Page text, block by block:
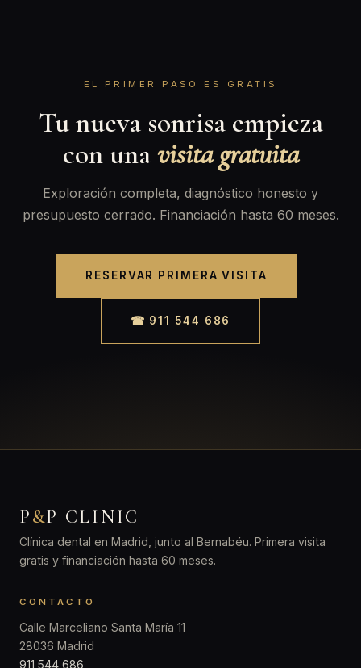
EL PRIMER PASO ES GRATIS
Tu nueva sonrisa empieza
con unavisita gratuita
Exploración completa, diagnóstico honesto y
presupuesto cerrado. Financiación hasta 60 meses.
RESERVAR PRIMERA VISITA
☎ 911 544 686
P&P CLINIC
Clínica dental en Madrid, junto al Bernabéu. Primera visita
gratis y financiación hasta 60 meses.
CONTACTO
Calle Marceliano Santa María 11
28036 Madrid
911 544 686